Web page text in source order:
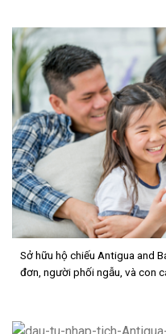
Sở hữu hộ chiếu Antigua and
đơn, người phối ngẫu, và con